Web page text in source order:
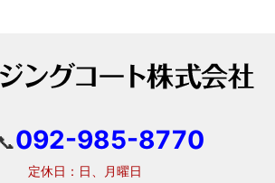
📞092-985-8770
、月曜日